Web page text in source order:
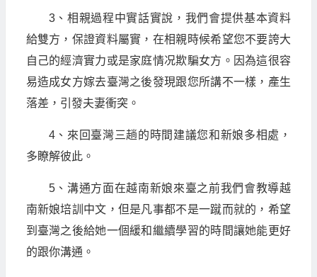
3、相親過程中實話實說，我們會提供基本資料
給雙方，保證資料屬實，在相親時候希望您不要誇大
自己的經濟實力或是家庭情况欺騙女方。因為這很容
易造成女方嫁去臺灣之後發現跟您所講不一樣，產生
落差，引發夫妻衝突。
4、來回臺灣三趟的時間建議您和新娘多相處，
多瞭解彼此。
5、溝通方面在越南新娘來臺之前我們會教導越
南新娘培訓中文，但是凡事都不是一蹴而就的，希望
到臺灣之後給她一個緩和繼續學習的時間讓她能更好
的跟你溝通。